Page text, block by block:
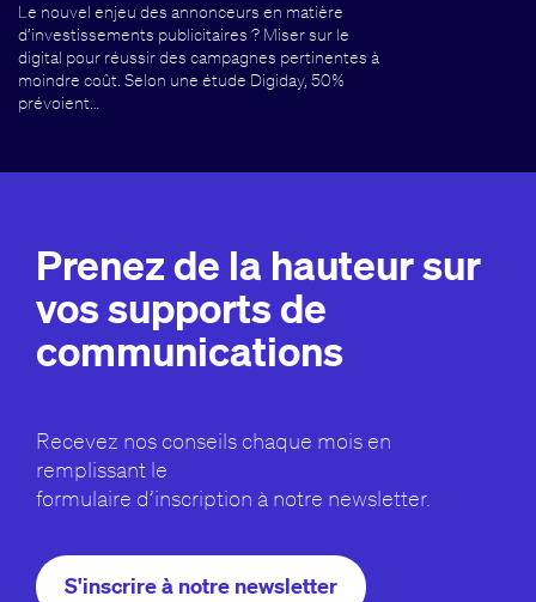
Le nouvel enjeu des annonceurs en matière
d’investissements publicitaires ? Miser sur le
digital pour réussir des campagnes pertinentes à
moindre coût. Selon une étude Digiday, 50%
prévoient…
Prenez de la hauteur sur
vos supports de
communications
Recevez nos conseils chaque mois en
remplissant le
formulaire d’inscription à notre newsletter.
S'inscrire à notre newsletter